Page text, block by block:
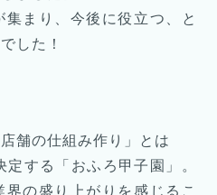
まり、今後に役立つ、と
した！
舗の仕組み作り」とは
する「おふろ甲子園」。
の盛り上がりを感じるこ